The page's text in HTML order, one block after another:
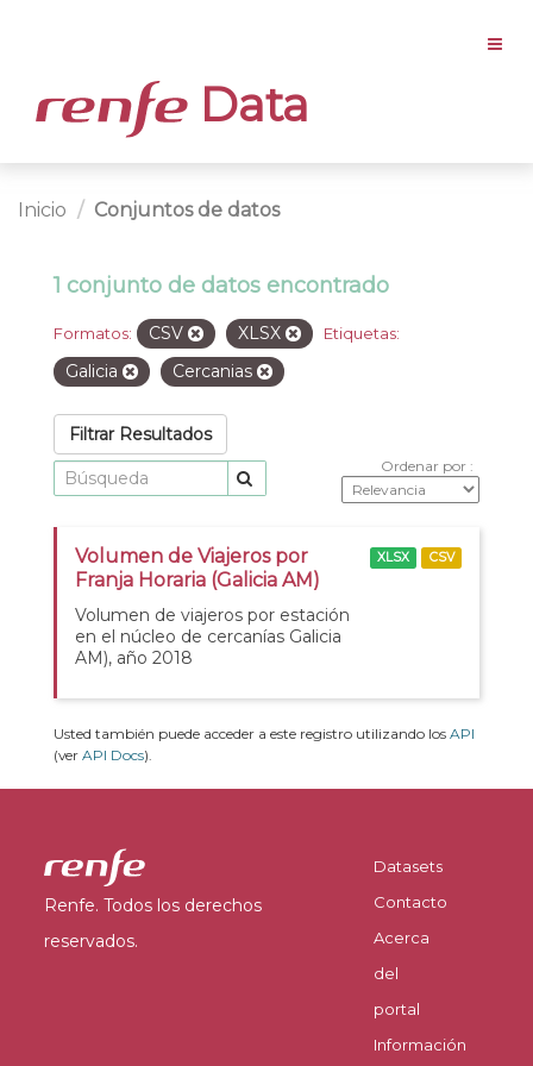
Data
Inicio Conjuntos de datos
1 conjunto de datos encontrado
Formatos: CSV XLSX Etiquetas:
Galicia Cercanias
Filtrar Resultados
Ordenar por
Volumen de Viajeros por
Franja Horaria (Galicia AM)
Volumen de viajeros por estación
en el núcleo de cercanías Galicia
AM), año 2018
XLSX CSV
Usted también puede acceder a este registro utilizando los API
(ver API Docs).
Renfe. Todos los derechos
reservados.
Datasets
Contacto
Acerca
del
portal
Información